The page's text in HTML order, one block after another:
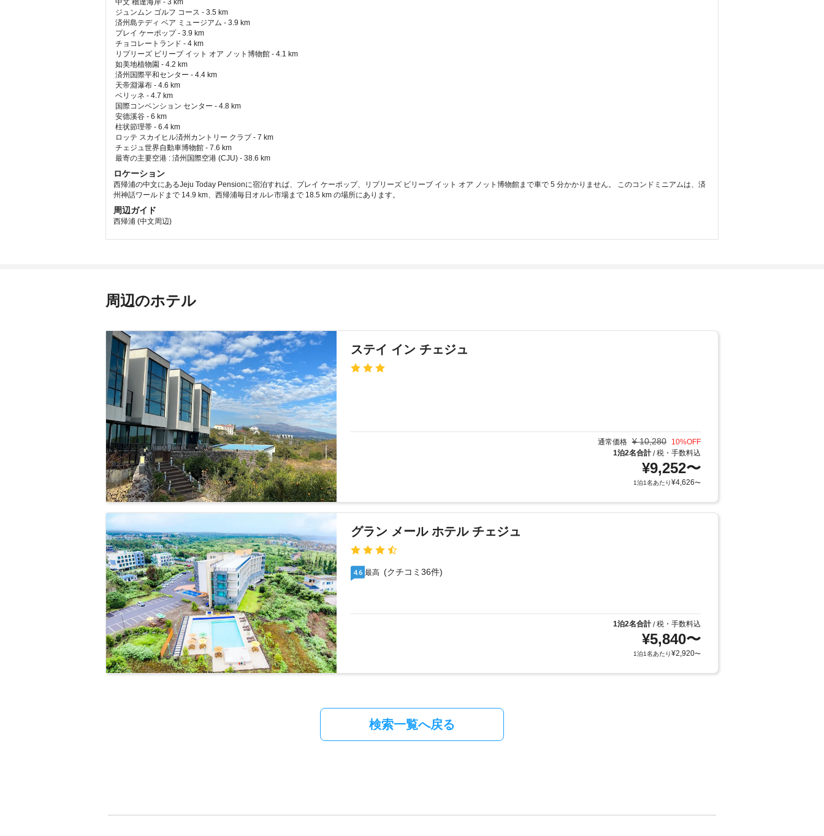
中文 穡達海岸 - 3 km
ジュンムン ゴルフ コース - 3.5 km
済州島テディ ベア ミュージアム - 3.9 km
プレイ ケーポップ - 3.9 km
チョコレートランド - 4 km
リプリーズ ビリーブ イット オア ノット博物館 - 4.1 km
如美地植物園 - 4.2 km
済州国際平和センター - 4.4 km
天帝淵瀑布 - 4.6 km
ベリッネ - 4.7 km
国際コンベンション センター - 4.8 km
安德溪谷 - 6 km
柱状節理帯 - 6.4 km
ロッテ スカイヒル済州カントリー クラブ - 7 km
チェジュ世界自動車博物館 - 7.6 km
最寄の主要空港 : 済州国際空港 (CJU) - 38.6 km
ロケーション
西帰浦の中文にあるJeju Today Pensionに宿泊すれば、プレイ ケーポップ、リプリーズ ビリーブ イット オア ノット博物館まで車で 5 分かかりません。 このコンドミニアムは、済
州神話ワールドまで 14.9 km、西帰浦毎日オルレ市場まで 18.5 km の場所にあります。
周辺ガイド
西帰浦 (中文周辺)
周辺のホテル
ステイ イン チェジュ
通常価格 ¥ 10,280 10%OFF
1泊2名合計/税・手数料込
¥9,252〜
1泊1名あたり¥4,626〜
グラン メール ホテル チェジュ
4.6 最高 (クチコミ36件)
1泊2名合計/税・手数料込
¥5,840〜
1泊1名あたり¥2,920〜
検索一覧へ戻る